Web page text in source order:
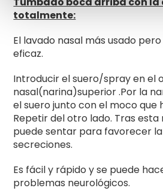
totalmente:
El lavado nasal más usado
eficaz.
Introducir el suero/spray en el
nasal(narina)superior .Por la
el suero junto con el moco que
Repetir del otro lado. Tras esta
puede sentar para favorecer la
secreciones.
Es fácil y rápido y se puede
problemas neurológicos.